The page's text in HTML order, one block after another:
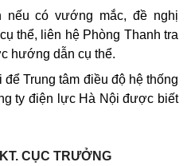
nếu có vướng mắc, đề nghị
thể, liên hệ Phòng Thanh tra
hướng dẫn cụ thể.
Trung tâm điều độ hệ thống
ty điện lực Hà Nội được biết
KT. CỤC TRƯỞNG